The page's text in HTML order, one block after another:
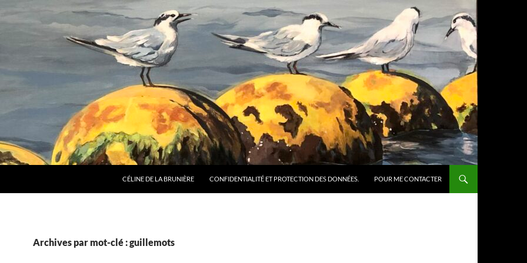
CÉLINE DE LA BRUNIÈRE CONFIDENTIALITÉ ET PROTECTION DES DONNÉES. POUR ME CONTACTER
Archives par mot-clé : guillemots